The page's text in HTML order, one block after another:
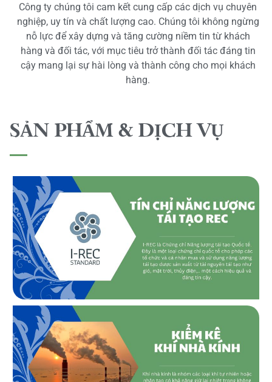
Công ty chúng tôi cam kết cung cấp các dịch vụ chuyên
nghiệp, uy tín và chất lượng cao. Chúng tôi không ngừng
nỗ lực để xây dựng và tăng cường niềm tin từ khách
hàng và đối tác, với mục tiêu trở thành đối tác đáng tin
cậy mang lại sự hài lòng và thành công cho mọi khách
hàng.
SẢN PHẨM & DỊCH VỤ